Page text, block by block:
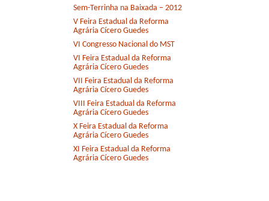
Sem-Terrinha na Baixada – 2012
V Feira Estadual da Reforma
Agrária Cícero Guedes
VI Congresso Nacional do MST
VI Feira Estadual da Reforma
Agrária Cícero Guedes
VII Feira Estadual da Reforma
Agrária Cícero Guedes
VIII Feira Estadual da Reforma
Agrária Cícero Guedes
X Feira Estadual da Reforma
Agrária Cícero Guedes
XI Feira Estadual da Reforma
Agrária Cícero Guedes